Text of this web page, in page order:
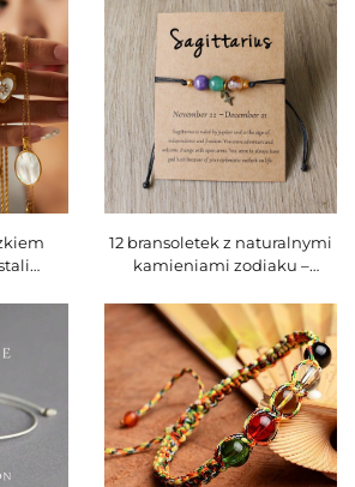
górskich i wzorem greckiego
klucza | odporna na wodę i
utratę połysku
–
12 bransoletek z naturalnymi
kamieniami zodiaku –
amuletami w motywach
konstelacji, ozdoby z
leczniczych kryształów
zodiaku dla kobiet – BS-0404